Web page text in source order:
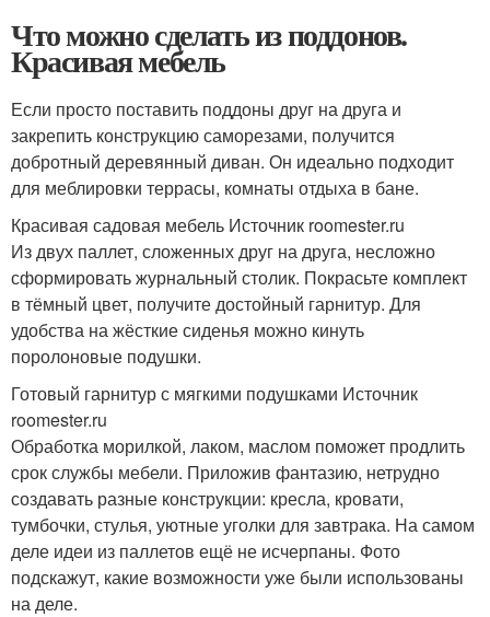
Что можно сделать из поддонов.
Красивая мебель
Если просто поставить поддоны друг на друга и
закрепить конструкцию саморезами, получится
добротный деревянный диван. Он идеально подходит
для меблировки террасы, комнаты отдыха в бане.
Красивая садовая мебель Источник roomester.ru
Из двух паллет, сложенных друг на друга, несложно
сформировать журнальный столик. Покрасьте комплект
в тёмный цвет, получите достойный гарнитур. Для
удобства на жёсткие сиденья можно кинуть
поролоновые подушки.
Готовый гарнитур с мягкими подушками Источник
roomester.ru
Обработка морилкой, лаком, маслом поможет продлить
срок службы мебели. Приложив фантазию, нетрудно
создавать разные конструкции: кресла, кровати,
тумбочки, стулья, уютные уголки для завтрака. На самом
деле идеи из паллетов ещё не исчерпаны. Фото
подскажут, какие возможности уже были использованы
на деле.